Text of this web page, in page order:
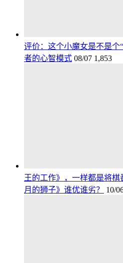
评价：这个小魔女是不是个
者的心智模式 08/07 1,853
王的工作》，一样都是将
月的狮子》谁优谁劣？
10/